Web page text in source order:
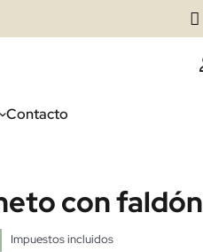
Contacto
con faldón
Impuestos incluidos